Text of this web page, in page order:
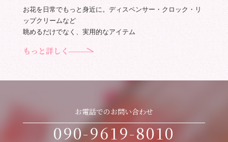
お花を日常でもっと身近に。ディスペンサー・クロック・リ
ップクリームなど
眺めるだけでなく、実用的なアイテム
もっと詳しく
お電話でのお問い合わせ
090-9619-8010